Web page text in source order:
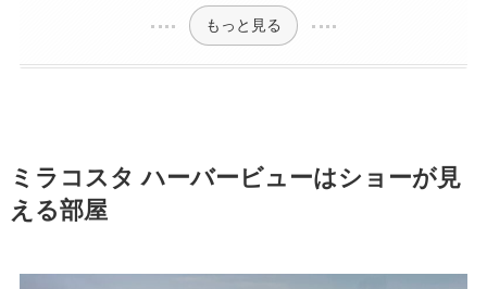
もっと見る
ミラコスタ ハーバービューはショーが見
える部屋